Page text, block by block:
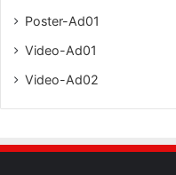
Poster-Ad01
Video-Ad01
Video-Ad02